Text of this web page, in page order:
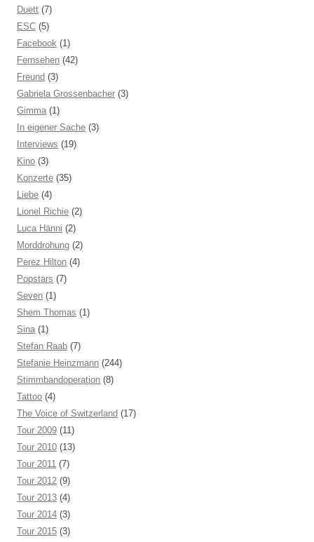
Duett (7)
ESC (5)
Facebook (1)
Fernsehen (42)
Freund (3)
Gabriela Grossenbacher (3)
Gimma (1)
In eigener Sache (3)
Interviews (19)
Kino (3)
Konzerte (35)
Liebe (4)
Lionel Richie (2)
Luca Hänni (2)
Morddrohung (2)
Perez Hilton (4)
Popstars (7)
Seven (1)
Shem Thomas (1)
Sina (1)
Stefan Raab (7)
Stefanie Heinzmann (244)
Stimmbandoperation (8)
Tattoo (4)
The Voice of Switzerland (17)
Tour 2009 (11)
Tour 2010 (13)
Tour 2011 (7)
Tour 2012 (9)
Tour 2013 (4)
Tour 2014 (3)
Tour 2015 (3)